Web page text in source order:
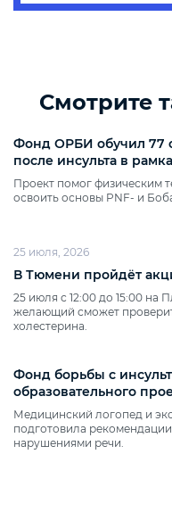
Смотрите
Фонд ОРБИ обучил 77
после инсульта в
Проект помог физическим
освоить основы PNF‑ и
25 июля, 2026
В Тюмени пройдёт
25 июля с 12:00 до 15:00
желающий сможет
холестерина.
Фонд борьбы с
образовательного
Медицинский логопед и
подготовила
нарушениями речи.